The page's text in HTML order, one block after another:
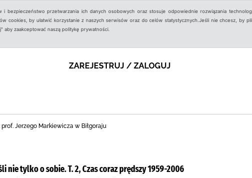
bezpieczeństwo przetwarzania ich danych osobowych oraz stosuje odpowiednie rozwiązania
cookies, by ułatwić korzystanie z naszych serwisów oraz do celów statystycznych.Jeśli nie chcesz, by
aby zaakceptować naszą politykę prywatności.
ZAREJESTRUJ / ZALOGUJ
Jerzego Markiewicza w Biłgoraju
nie tylko o sobie. T. 2, Czas coraz prędszy 1959-2006